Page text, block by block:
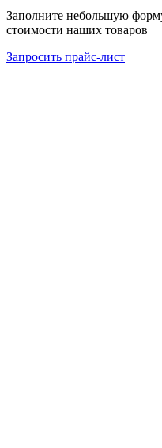
Заполните небольшую
стоимости наших товаров
Запросить прайс-лист